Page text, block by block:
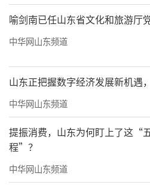
海洋硬实力。
“蛟龙号”、极地号
支持；展出的“国信1号
列大型养殖装备实物模型
殖由近岸奔向深远海
号”等海工装备展示了山
水平；国际首个免疫抗
G136”、抗乙肝病毒药
喻剑南已任山东省文化和旅游厅
中华网山东频道
山东正把握数字经济发展新机遇
中华网山东频道
提振消费，山东为何盯上了这“
程”？
中华网山东频道